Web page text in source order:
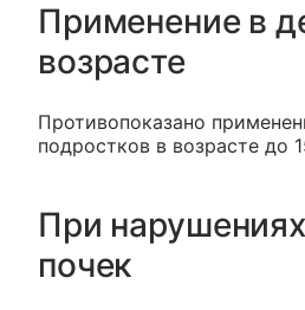
Применение в
возрасте
Противопоказано
подростков в возрасте до
При
почек